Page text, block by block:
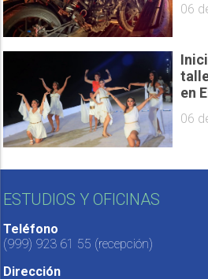
06
en
06
ESTUDIOS Y OFICINAS
Teléfono
(999) 923 61 55 (recepción)
Dirección